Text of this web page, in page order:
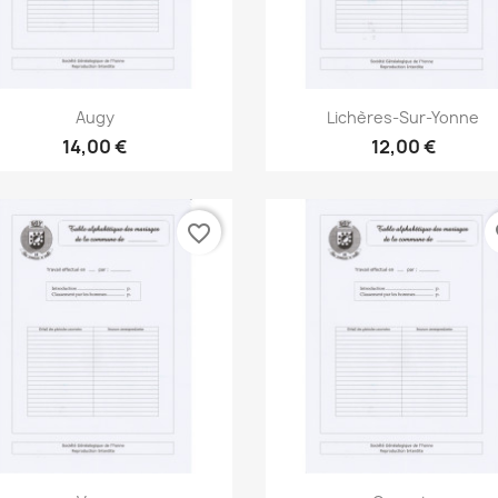
Aperçu rapide
Augy
14,00 €
Aperçu rapide
Lichères-Sur-Yonne
12,00 €
favorite_border